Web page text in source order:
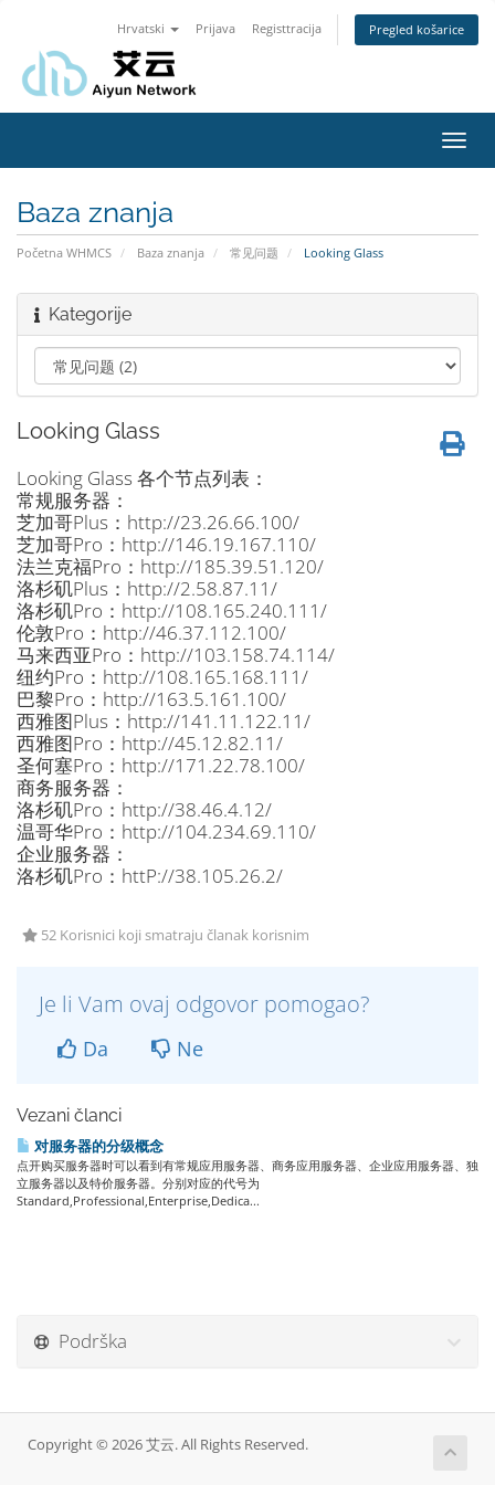
Hrvatski Prijava Registtracija Pregled košarice
Baza znanja
Početna WHMCS Baza znanja 常见问题 Looking Glass
Kategorije
Looking Glass
Looking Glass 各个节点列表：
常规服务器：
芝加哥Plus：http://23.26.66.100/
芝加哥Pro：http://146.19.167.110/
法兰克福Pro：http://185.39.51.120/
洛杉矶Plus：http://2.58.87.11/
洛杉矶Pro：http://108.165.240.111/
伦敦Pro：http://46.37.112.100/
马来西亚Pro：http://103.158.74.114/
纽约Pro：http://108.165.168.111/
巴黎Pro：http://163.5.161.100/
西雅图Plus：http://141.11.122.11/
西雅图Pro：http://45.12.82.11/
圣何塞Pro：http://171.22.78.100/
商务服务器：
洛杉矶Pro：http://38.46.4.12/
温哥华Pro：http://104.234.69.110/
企业服务器：
洛杉矶Pro：httP://38.105.26.2/
52 Korisnici koji smatraju članak korisnim
Je li Vam ovaj odgovor pomogao?
Da Ne
Vezani članci
对服务器的分级概念
点开购买服务器时可以看到有常规应用服务器、商务应用服务器、企业应用服务器、独
立服务器以及特价服务器。分别对应的代号为
Standard,Professional,Enterprise,Dedica...
Podrška
Copyright © 2026 艾云. All Rights Reserved.